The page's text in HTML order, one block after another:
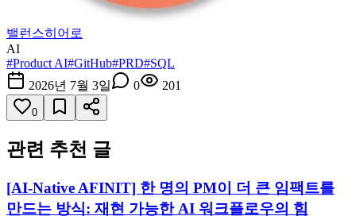
밸런스히어로
AI
#Product AI#GitHub#PRD#SQL
2026년 7월 3일
0 201
0
관련 추천 글
[AI-Native AFINIT] 한 명의 PM이 더 큰 임팩트를
만드는 방식: 재현 가능한 AI 워크플로우의 힘